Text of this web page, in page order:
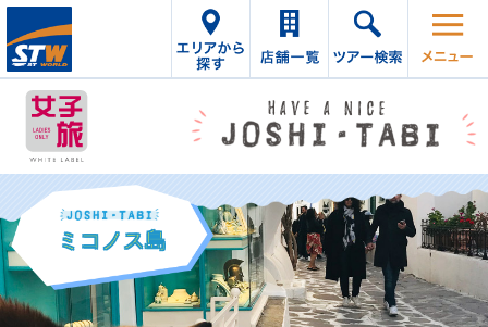
ヨーロッパ
アメリカ大陸
ミコノス島